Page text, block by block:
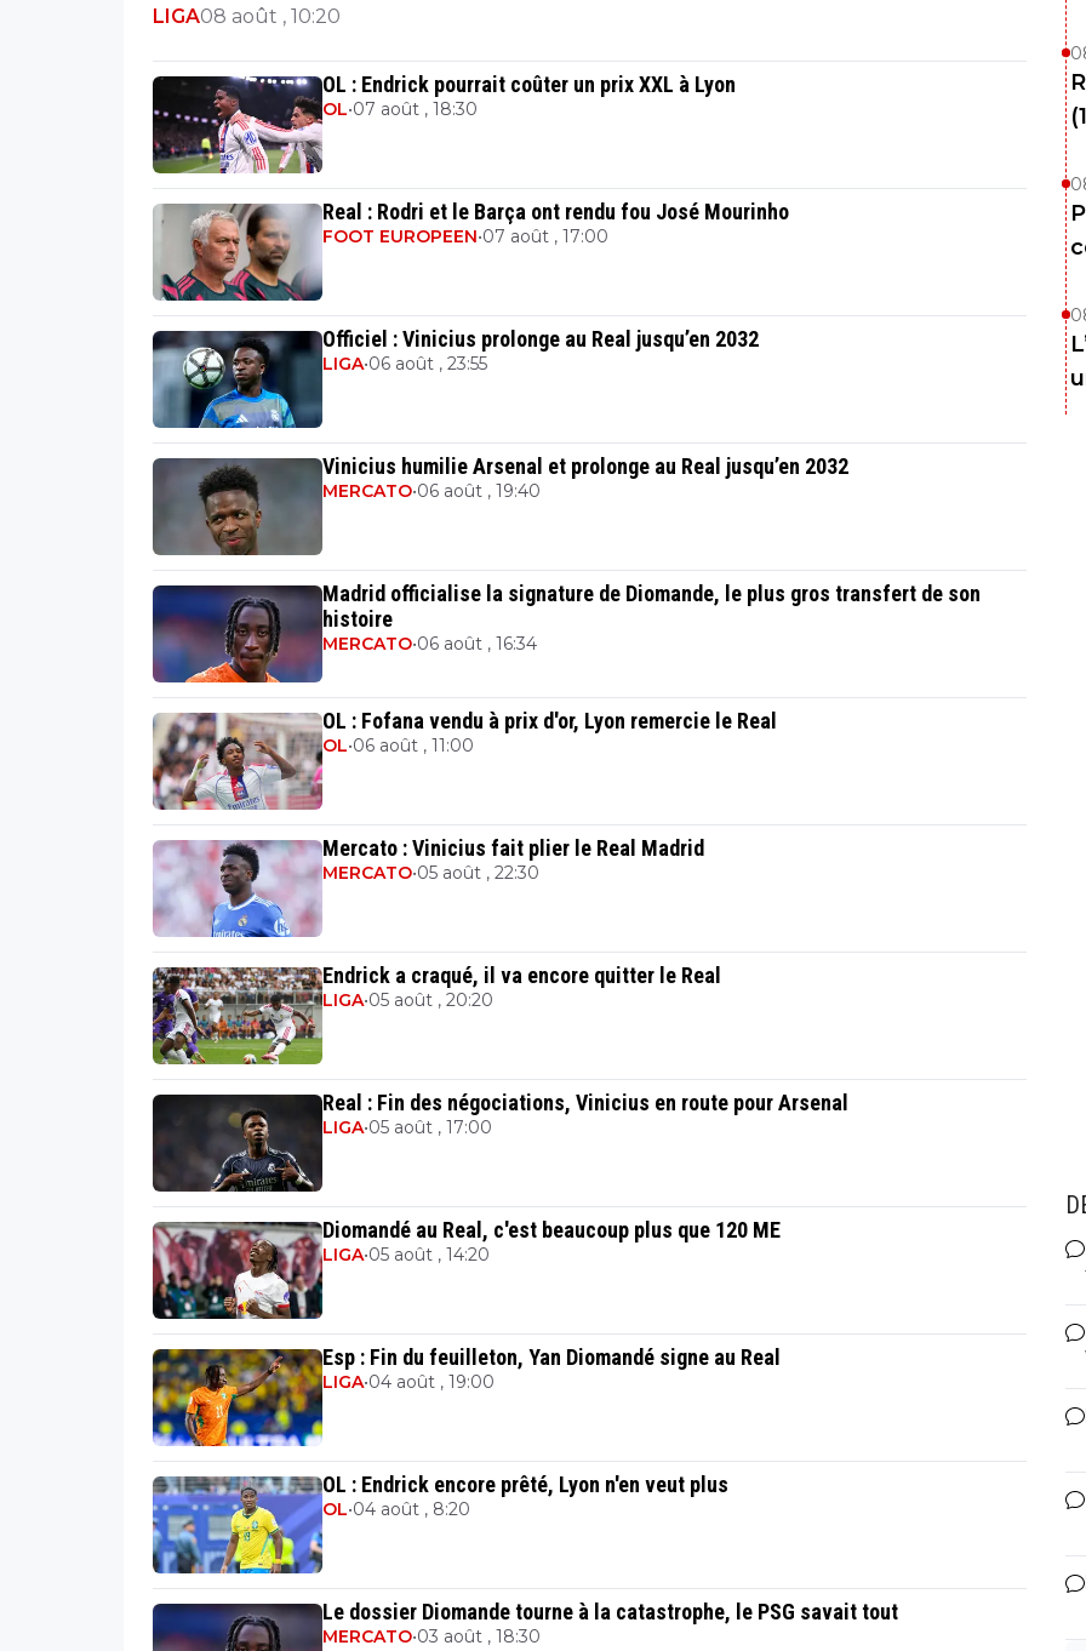
LIGA08 août , 10:20
OL : Endrick pourrait coûter un prix XXL à Lyon
OL•07 août , 18:30
Real : Rodri et le Barça ont rendu fou José Mourinho
FOOT EUROPEEN•07 août , 17:00
Officiel : Vinicius prolonge au Real jusqu’en 2032
LIGA•06 août , 23:55
Vinicius humilie Arsenal et prolonge au Real jusqu’en 2032
MERCATO•06 août , 19:40
Madrid officialise la signature de Diomande, le plus gros transfert de son
histoire
MERCATO•06 août , 16:34
OL : Fofana vendu à prix d'or, Lyon remercie le Real
OL•06 août , 11:00
Mercato : Vinicius fait plier le Real Madrid
MERCATO•05 août , 22:30
Endrick a craqué, il va encore quitter le Real
LIGA•05 août , 20:20
Real : Fin des négociations, Vinicius en route pour Arsenal
LIGA•05 août , 17:00
Diomandé au Real, c'est beaucoup plus que 120 ME
LIGA•05 août , 14:20
Esp : Fin du feuilleton, Yan Diomandé signe au Real
LIGA•04 août , 19:00
OL : Endrick encore prêté, Lyon n'en veut plus
OL•04 août , 8:20
Le dossier Diomande tourne à la catastrophe, le PSG savait tout
MERCATO•03 août , 18:30